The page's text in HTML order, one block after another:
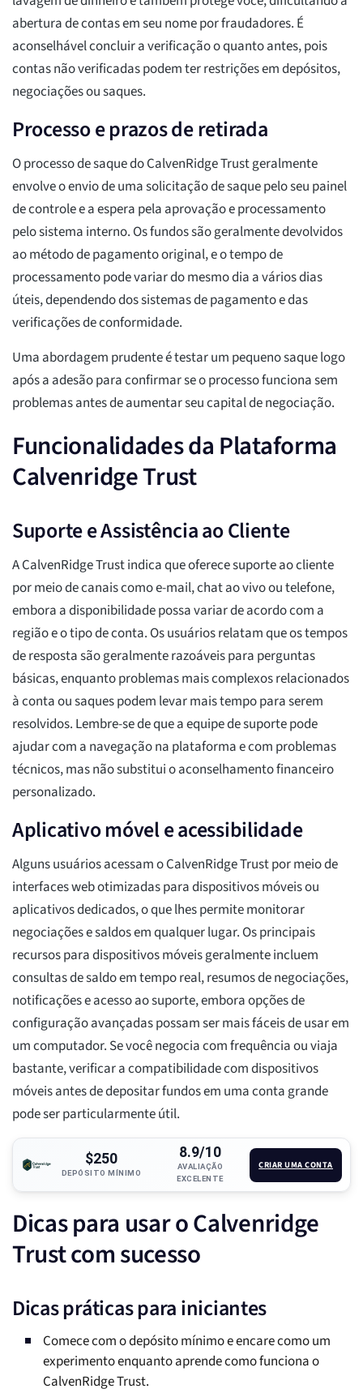
abertura de contas em seu nome por fraudadores. É
aconselhável concluir a verificação o quanto antes, pois
contas não verificadas podem ter restrições em depósitos,
negociações ou saques.
Processo e prazos de retirada
O processo de saque do CalvenRidge Trust geralmente
envolve o envio de uma solicitação de saque pelo seu painel
de controle e a espera pela aprovação e processamento
pelo sistema interno. Os fundos são geralmente devolvidos
ao método de pagamento original, e o tempo de
processamento pode variar do mesmo dia a vários dias
úteis, dependendo dos sistemas de pagamento e das
verificações de conformidade.
Uma abordagem prudente é testar um pequeno saque logo
após a adesão para confirmar se o processo funciona sem
problemas antes de aumentar seu capital de negociação.
Funcionalidades da Plataforma
Calvenridge Trust
Suporte e Assistência ao Cliente
A CalvenRidge Trust indica que oferece suporte ao cliente
por meio de canais como e-mail, chat ao vivo ou telefone,
embora a disponibilidade possa variar de acordo com a
região e o tipo de conta. Os usuários relatam que os tempos
de resposta são geralmente razoáveis para perguntas
básicas, enquanto problemas mais complexos relacionados
à conta ou saques podem levar mais tempo para serem
resolvidos. Lembre-se de que a equipe de suporte pode
ajudar com a navegação na plataforma e com problemas
técnicos, mas não substitui o aconselhamento financeiro
personalizado.
Aplicativo móvel e acessibilidade
Alguns usuários acessam o CalvenRidge Trust por meio de
interfaces web otimizadas para dispositivos móveis ou
aplicativos dedicados, o que lhes permite monitorar
negociações e saldos em qualquer lugar. Os principais
recursos para dispositivos móveis geralmente incluem
consultas de saldo em tempo real, resumos de negociações,
notificações e acesso ao suporte, embora opções de
configuração avançadas possam ser mais fáceis de usar em
um computador. Se você negocia com frequência ou viaja
bastante, verificar a compatibilidade com dispositivos
móveis antes de depositar fundos em uma conta grande
pode ser particularmente útil.
$250
DEPÓSITO MÍNIMO
8.9/10
AVALIAÇÃO
EXCELENTE
CRIAR UMA CONTA
Dicas para usar o Calvenridge
Trust com sucesso
Dicas práticas para iniciantes
Comece com o depósito mínimo e encare como um
experimento enquanto aprende como funciona o
CalvenRidge Trust.